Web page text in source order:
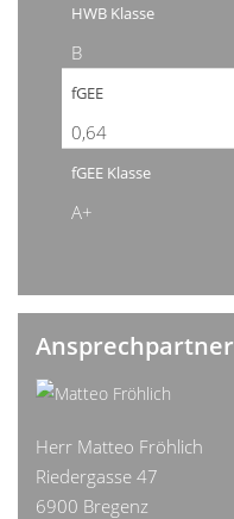
HWB Klasse
B
fGEE
0,64
fGEE Klasse
A+
Ansprechpartner
Herr Matteo Fröhlich
Riedergasse 47
6900 Bregenz